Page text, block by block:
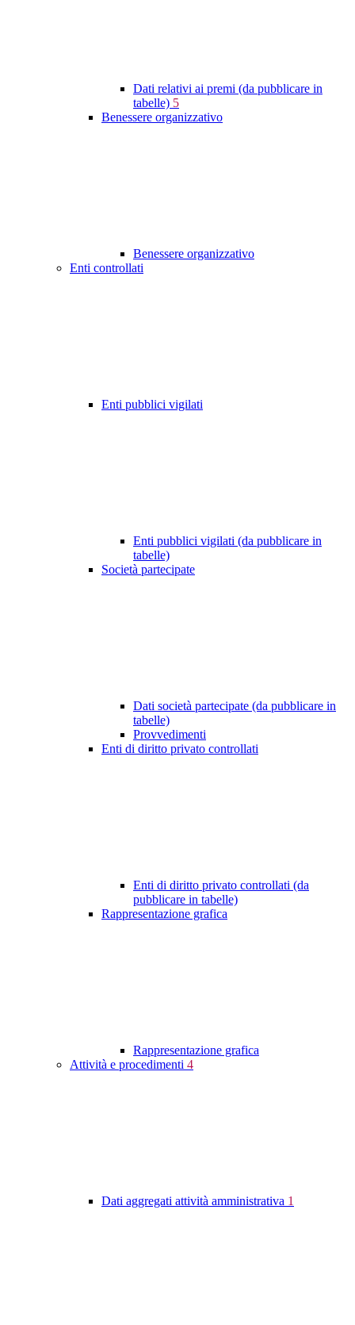
Dati relativi ai premi (da pubblicare in
tabelle) 5
Benessere organizzativo
Benessere organizzativo
Enti controllati
Enti pubblici vigilati
Enti pubblici vigilati (da pubblicare in
tabelle)
Società partecipate
Dati società partecipate (da pubblicare in
tabelle)
Provvedimenti
Enti di diritto privato controllati
Enti di diritto privato controllati (da
pubblicare in tabelle)
Rappresentazione grafica
Rappresentazione grafica
Attività e procedimenti 4
Dati aggregati attività amministrativa 1